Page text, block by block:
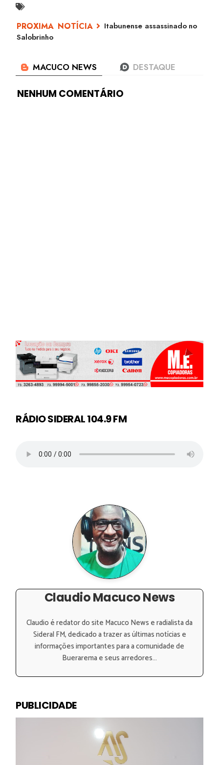
Itabunense assassinado no
Salobrinho
NENHUM COMENTÁRIO
RÁDIO SIDERAL 104.9 FM
Claudio Macuco News
Claudio é redator do site Macuco News e radialista da
Sideral FM, dedicado a trazer as últimas notícias e
informações importantes para a comunidade de
Buerarema e seus arredores...
PUBLICIDADE